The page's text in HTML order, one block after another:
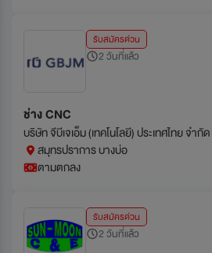
รับสมัครด่วน
2 วันที่แล้ว
ช่าง CNC
บริษัท จีบีเจเอ็ม (เทคโนโลยี) ประเทศไทย จำกัด
สมุทรปราการ บางบ่อ
ตามตกลง
รับสมัครด่วน
2 วันที่แล้ว